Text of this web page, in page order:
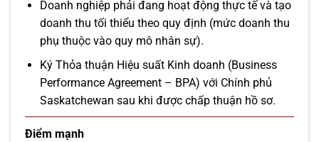
Doanh nghiệp phải đang hoạt động thực tế và tạo
doanh thu tối thiểu theo quy định (mức doanh thu
phụ thuộc vào quy mô nhân sự).
Ký Thỏa thuận Hiệu suất Kinh doanh (Business
Performance Agreement – BPA) với Chính phủ
Saskatchewan sau khi được chấp thuận hồ sơ.
Điểm mạnh